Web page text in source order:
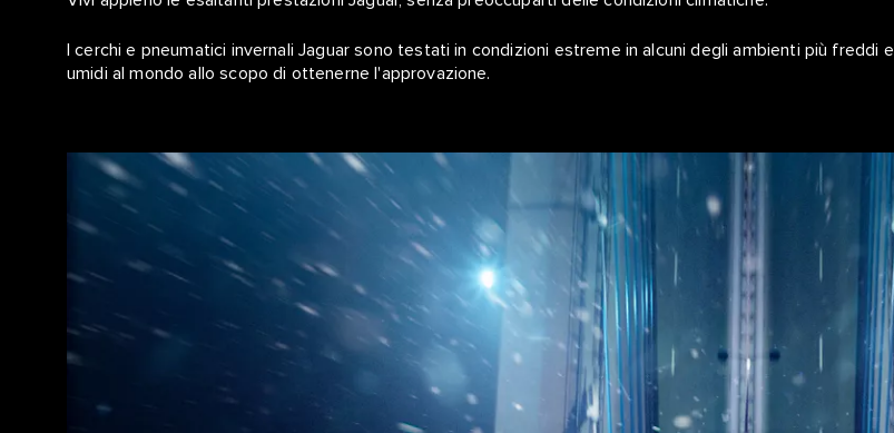
I cerchi e pneumatici invernali Jaguar sono testati in condizioni estreme in alcuni degli ambienti più freddi e
umidi al mondo allo scopo di ottenerne l'approvazione.